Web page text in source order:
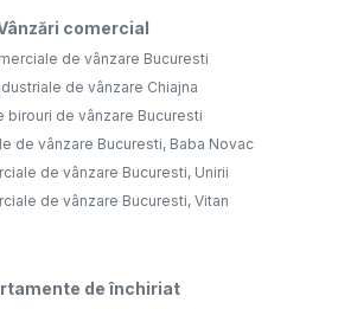
comercial
de vânzare Bucuresti
de vânzare Chiajna
birouri de vânzare Bucuresti
de vânzare Bucuresti, Baba Novac
de vânzare Bucuresti, Unirii
de vânzare Bucuresti, Vitan
de închiriat